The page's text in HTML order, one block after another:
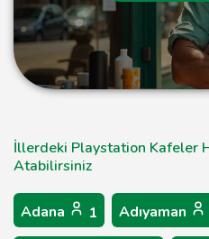
İllerdeki Playstation Kafeler
Atabilirsiniz
Adana 1 Adıyaman